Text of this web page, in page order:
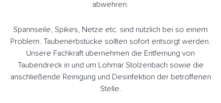
abwehren.
Spannseile, Spikes, Netze etc. sind nützlich bei so einem
Problem. Taubenerbstücke sollten sofort entsorgt werden.
Unsere Fachkraft übernehmen die Entfernung von
Taubendreck in und um Lohmar Stolzenbach sowie die
anschließende Reinigung und Desinfektion der betroffenen
Stelle.